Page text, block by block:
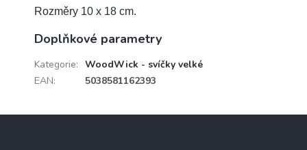
Rozměry 10 x 18 cm.
Doplňkové parametry
Kategorie: WoodWick - svíčky velké
EAN: 5038581162393